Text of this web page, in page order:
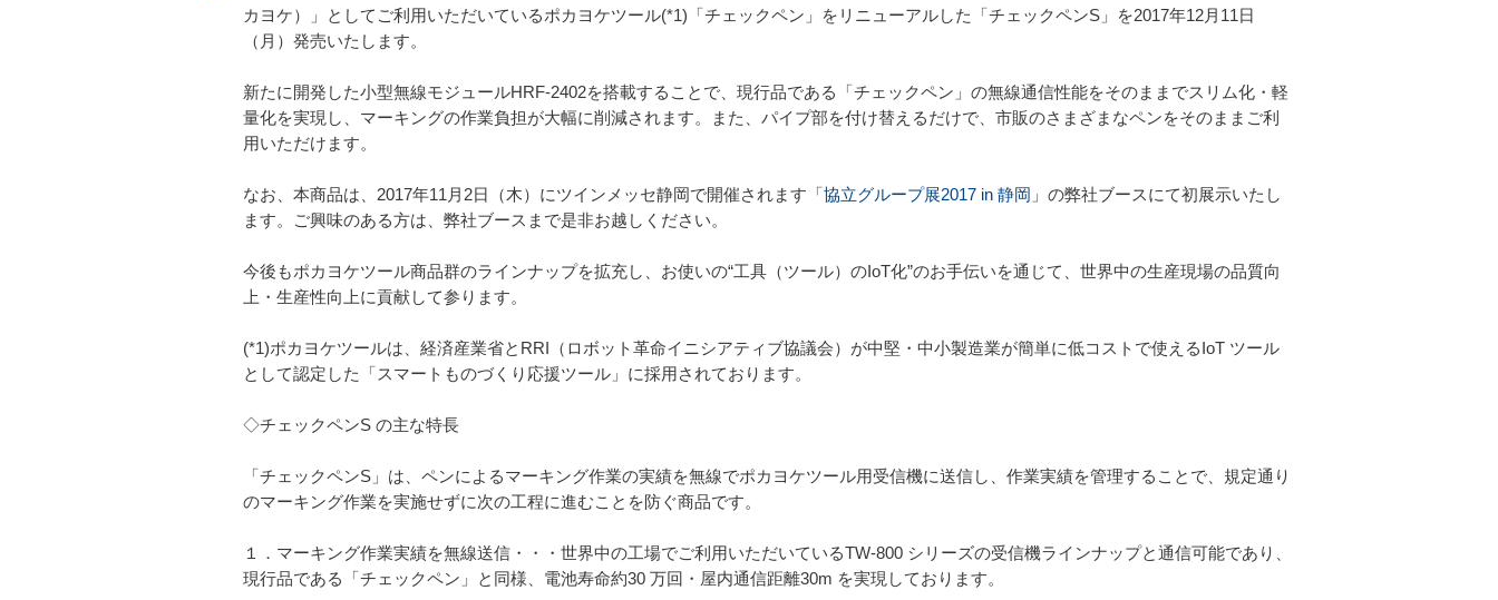
カヨケ）」としてご利用いただいているポカヨケツール(*1)「チェックペン」をリニューアルした「チェックペンS」を2017年12月11日
（月）発売いたします。
新たに開発した小型無線モジュールHRF-2402を搭載することで、現行品である「チェックペン」の無線通信性能をそのままでスリム化・軽
量化を実現し、マーキングの作業負担が大幅に削減されます。また、パイプ部を付け替えるだけで、市販のさまざまなペンをそのままご利
用いただけます。
なお、本商品は、2017年11月2日（木）にツインメッセ静岡で開催されます「協立グループ展2017 in 静岡 」の弊社ブースにて初展示いたし
ます。ご興味のある方は、弊社ブースまで是非お越しください。
今後もポカヨケツール商品群のラインナップを拡充し、お使いの“工具（ツール）のIoT化”のお手伝いを通じて、世界中の生産現場の品質向
上・生産性向上に貢献して参ります。
(*1)ポカヨケツールは、経済産業省とRRI（ロボット革命イニシアティブ協議会）が中堅・中小製造業が簡単に低コストで使えるIoT ツール
として認定した「スマートものづくり応援ツール」に採用されております。
◇チェックペンS の主な特長
「チェックペンS」は、ペンによるマーキング作業の実績を無線でポカヨケツール用受信機に送信し、作業実績を管理することで、規定通り
のマーキング作業を実施せずに次の工程に進むことを防ぐ商品です。
１．マーキング作業実績を無線送信・・・世界中の工場でご利用いただいているTW-800 シリーズの受信機ラインナップと通信可能であり、
現行品である「チェックペン」と同様、電池寿命約30 万回・屋内通信距離30m を実現しております。